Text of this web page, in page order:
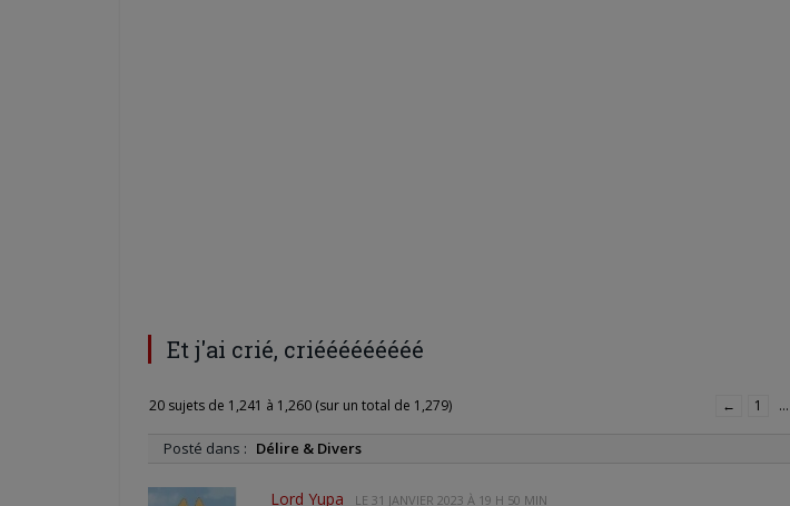
Et j'ai crié, criééééééééé
20 sujets de 1,241 à 1,260 (sur un total de 1,279) ← 1 …
Posté dans : Délire & Divers
Lord Yupa LE 31 JANVIER 2023 À 19 H 50 MIN